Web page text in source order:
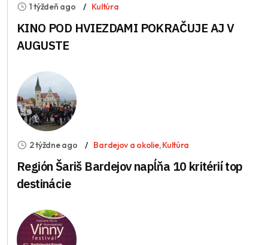
1 týždeň ago Kultúra
KINO POD HVIEZDAMI POKRAČUJE AJ V
AUGUSTE
2 týždne ago Bardejov a okolie,Kultúra
Región Šariš Bardejov napĺňa 10 kritérií top
destinácie